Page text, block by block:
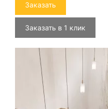
Заказать
Заказать в 1 клик